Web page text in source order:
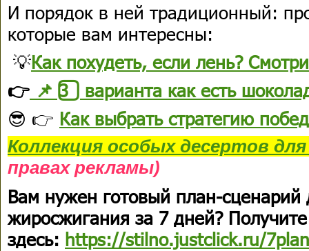
И порядок в ней традиционный:
которые вам интересны:
💡Как похудеть, если лень?
👉 📌 3️⃣ варианта как есть
😎 👉 Как выбрать стратегию
Коллекция особых десертов
правах рекламы)
Вам нужен готовый план-сценарий
жиросжигания за 7 дней?
здесь: https://stilno.justclick.ru/